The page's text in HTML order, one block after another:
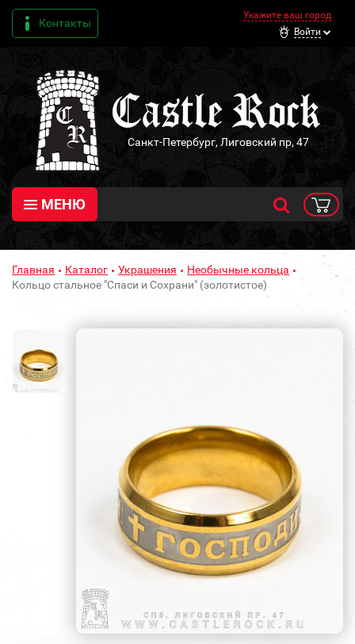
Контакты
Укажите ваш город
Войти
Санкт-Петербург, Лиговский пр, 47
МЕНЮ
Главная Каталог Украшения
Необычные кольца
Кольцо стальное "Спаси и Сохрани" (золотистое)